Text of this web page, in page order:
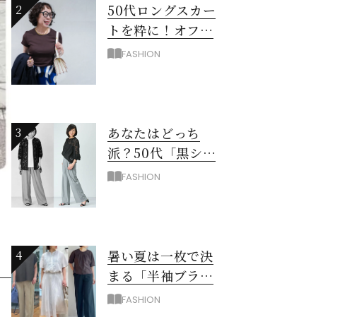
2
50代ロングスカー
トを粋に！オフィ
ス＆お出掛けに映
FASHION
3
あなたはどっち
派？50代「黒シア
ー×ユニクロワイ
FASHION
4
暑い夏は一枚で決
まる「半袖ブラウ
ス＆シャツ」で時
FASHION